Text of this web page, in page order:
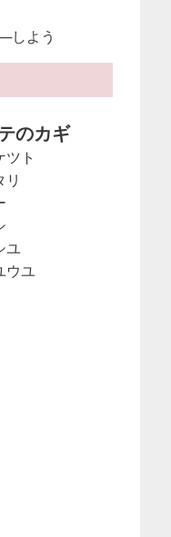
しよう
のカギ
ツト
リ
ユ
ウユ